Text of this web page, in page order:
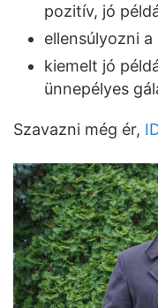
pozitív, jó
ellensúlyozni
kiemelt jó
ünnepélyes
Szavazni még ér,